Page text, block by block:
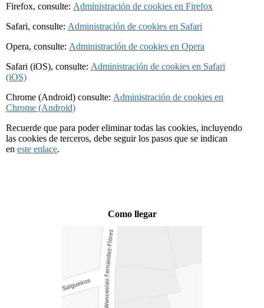
Firefox, consulte: Administración de cookies en Firefox
Safari, consulte: Administración de cookies en Safari
Opera, consulte: Administración de cookies en Opera
Safari (iOS), consulte: Administración de cookies en Safari
(iOS)
Chrome (Android) consulte: Administración de cookies en
Chrome (Android)
Recuerde que para poder eliminar todas las cookies, incluyendo
las cookies de terceros, debe seguir los pasos que se indican
en este enlace.
Como llegar